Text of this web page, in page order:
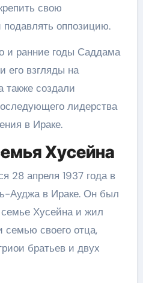
свою
подавлять оппозицию.
и ранние годы Саддама
его взгляды на
также создали
лидерства
в Ираке.
Хусейна
28 апреля 1937 года в
Ауджа в Ираке. Он был
Хусейна и жил
семью своего отца,
братьев и двух